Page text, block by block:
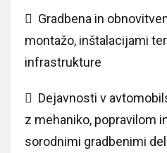
 Gradbena in
montažo, inštalacijami
infrastrukture
 Dejavnosti v
z mehaniko, popravilom
sorodnimi gradbenimi